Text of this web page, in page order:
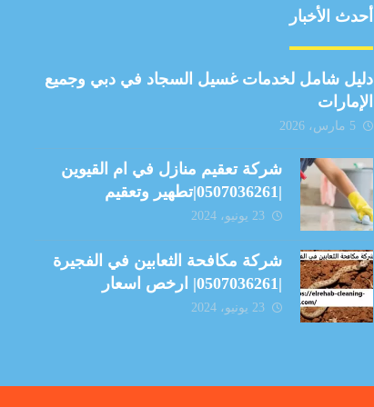
أحدث الأخبار
دليل شامل لخدمات غسيل السجاد في دبي وجميع
الإمارات
5 مارس، 2026
شركة تعقيم منازل في ام القيوين
|0507036261|تطهير وتعقيم
23 يونيو، 2024
شركة مكافحة الثعابين في الفجيرة
|0507036261| ارخص اسعار
23 يونيو، 2024